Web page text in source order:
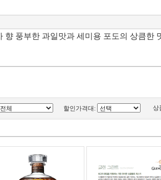
향 풍부한 과일맛과 세미용 포도의 상큼한
할인가격대: 상